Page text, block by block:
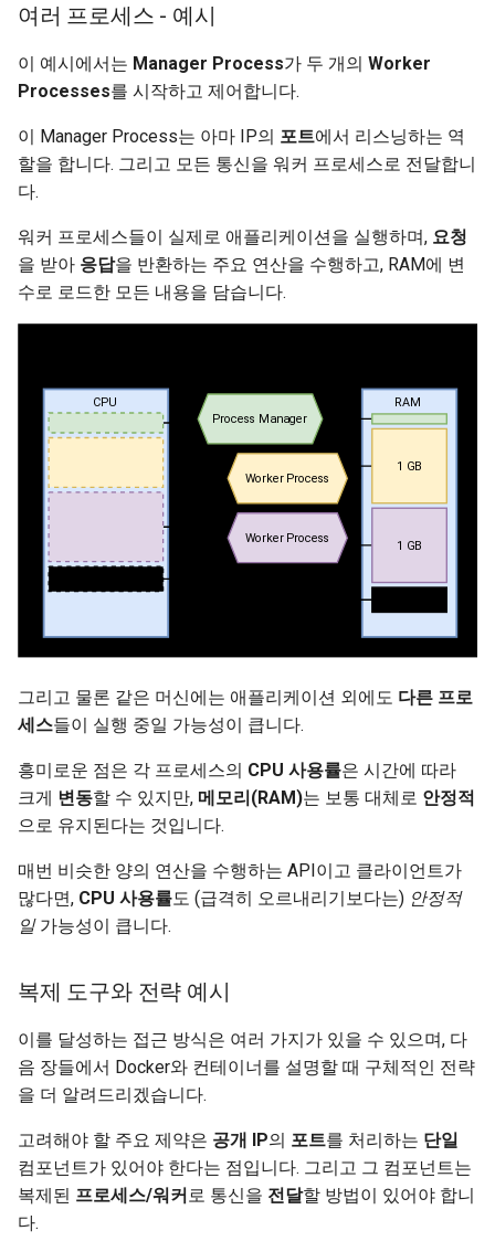
여러 프로세스 - 예시
이 예시에서는 Manager Process가 두 개의 Worker
Processes를 시작하고 제어합니다.
이 Manager Process는 아마 IP의 포트에서 리스닝하는 역
할을 합니다. 그리고 모든 통신을 워커 프로세스로 전달합니
다.
워커 프로세스들이 실제로 애플리케이션을 실행하며, 요청
을 받아 응답을 반환하는 주요 연산을 수행하고, RAM에 변
수로 로드한 모든 내용을 담습니다.
그리고 물론 같은 머신에는 애플리케이션 외에도 다른 프로
세스들이 실행 중일 가능성이 큽니다.
흥미로운 점은 각 프로세스의 CPU 사용률은 시간에 따라
크게 변동할 수 있지만, 메모리(RAM)는 보통 대체로 안정적
으로 유지된다는 것입니다.
매번 비슷한 양의 연산을 수행하는 API이고 클라이언트가
많다면, CPU 사용률도 (급격히 오르내리기보다는) 안정적
일가능성이 큽니다.
복제 도구와 전략 예시
이를 달성하는 접근 방식은 여러 가지가 있을 수 있으며, 다
음 장들에서 Docker와 컨테이너를 설명할 때 구체적인 전략
을 더 알려드리겠습니다.
고려해야 할 주요 제약은 공개 IP의 포트를 처리하는 단일
컴포넌트가 있어야 한다는 점입니다. 그리고 그 컴포넌트는
복제된 프로세스/워커로 통신을 전달할 방법이 있어야 합니
다.